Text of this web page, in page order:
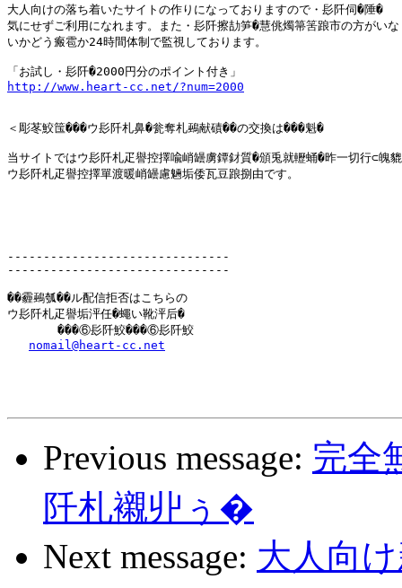
大人向けの落ち着いたサイトの作りになっておりますので・髟阡伺�陲�
気にせずご利用になれます。また・髟阡擦劼笋�慧佻燭箒筈踉市の方がいな
いかどう瘢雹か24時間体制で監視しております。
http://www.heart-cc.net/?num=2000
＜彫苳鮫筺���ウ髟阡札鼻�瓮奪札鵐献磧��の交換は���魁�
当サイトではウ髟阡札疋譽控擇喩峭罎虜鐔釮質�頒兎就轣蛹�昨一切行⊂魄
ウ髟阡札疋譽控擇單渡暖峭罎慮魎垢倭瓦豆踉捌由です。
-------------------------------
-------------------------------
��霾鵐瓠��ル配信拒否はこちらの
ウ髟阡札疋譽垢泙任�蠅い靴泙后�
       ���⑥髟阡鮫���⑥髟阡鮫
nomail@heart-cc.net
Previous message: 完全
阡札襯丱ぅ�
Next message: 大人向